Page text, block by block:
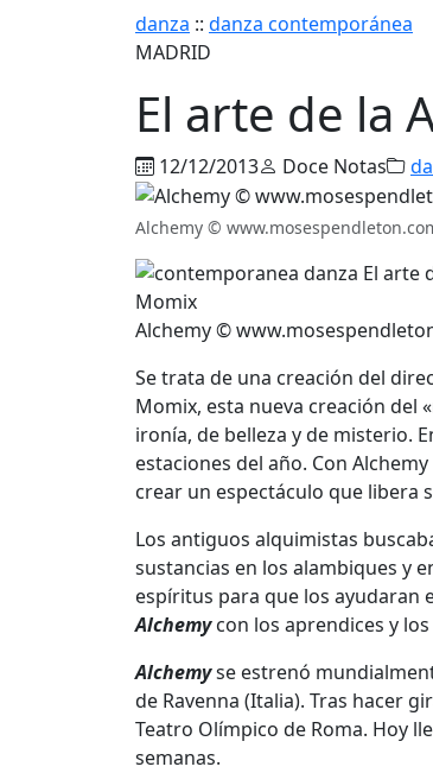
danza :: danza contemporánea
MADRID
El arte de la
12/12/2013 Doce Notas
Alchemy ©
Alchemy ©
Se trata de una creación del
Momix, esta nueva creación del
ironía, de belleza y de misterio.
estaciones del año. Con
crear un espectáculo que libera
Los antiguos alquimistas
sustancias en los alambiques y
espíritus para que los ayudaran
Alchemycon los aprendices y
Alchemyse estrenó
de Ravenna (Italia). Tras hacer
Teatro Olímpico de Roma. Hoy
semanas.